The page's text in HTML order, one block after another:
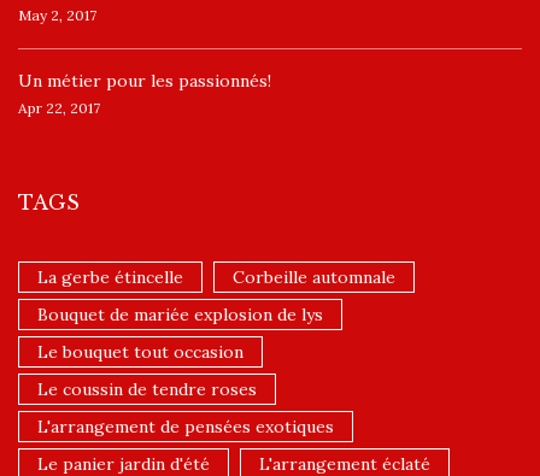
May 2, 2017
Un ​métier pour les passionnés​!
Apr 22, 2017
TAGS
La gerbe étincelle
Corbeille automnale
Bouquet de mariée explosion de lys
Le bouquet tout occasion
Le coussin de tendre roses
L'arrangement de pensées exotiques
Le panier jardin d'été
L'arrangement éclaté